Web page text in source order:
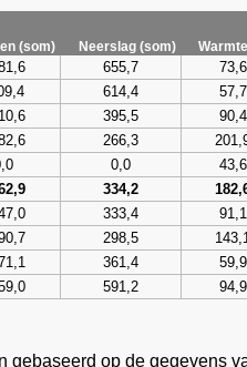
(som) Neerslag (som)
655,7 73,6
614,4 57,7
395,5 90,4
266,3
0,0 43,6
334,2
333,4 91,1
298,5
361,4 59,9
591,2 94,9
gebaseerd op de gegevens